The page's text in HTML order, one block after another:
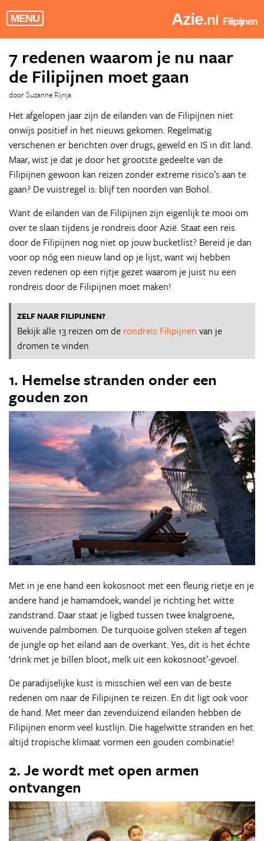
MENU Azie.nl Filipijnen
7 redenen waarom je nu naar
de Filipijnen moet gaan
door Suzanne Rijnja
Het afgelopen jaar zijn de eilanden van de Filipijnen niet
onwijs positief in het nieuws gekomen. Regelmatig
verschenen er berichten over drugs, geweld en IS in dit land.
Maar, wist je dat je door het grootste gedeelte van de
Filipijnen gewoon kan reizen zonder extreme risico’s aan te
gaan? De vuistregel is: blijf ten noorden van Bohol.
Want de eilanden van de Filipijnen zijn eigenlijk te mooi om
over te slaan tijdens je rondreis door Azië. Staat een reis
door de Filipijnen nog niet op jouw bucketlist? Bereid je dan
voor op nóg een nieuw land op je lijst, want wij hebben
zeven redenen op een rijtje gezet waarom je juist nu een
rondreis door de Filipijnen moet maken!
ZELF NAAR FILIPIJNEN?
Bekijk alle 13 reizen om de rondreis Filipijnen van je
dromen te vinden
1. Hemelse stranden onder een
gouden zon
Met in je ene hand een kokosnoot met een fleurig rietje en je
andere hand je hamamdoek, wandel je richting het witte
zandstrand. Daar staat je ligbed tussen twee knalgroene,
wuivende palmbomen. De turquoise golven steken af tegen
de jungle op het eiland aan de overkant. Yes, dit is het échte
‘drink met je billen bloot, melk uit een kokosnoot’-gevoel.
De paradijselijke kust is misschien wel een van de beste
redenen om naar de Filipijnen te reizen. En dit ligt ook voor
de hand. Met meer dan zevenduizend eilanden hebben de
Filipijnen enorm veel kustlijn. Die hagelwitte stranden en het
altijd tropische klimaat vormen een gouden combinatie!
2. Je wordt met open armen
ontvangen